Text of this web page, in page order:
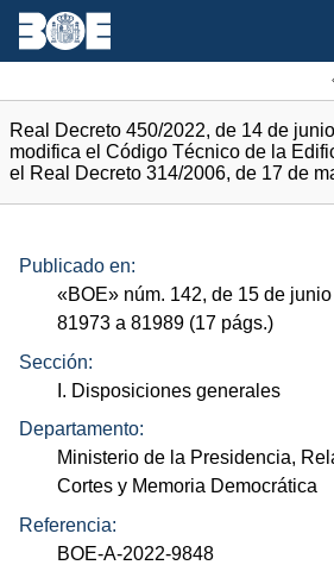
Real Decreto 450/2022, de 14 de
modifica el Código Técnico de la
el Real Decreto 314/2006, de 17 de
Publicado en:
«BOE» núm. 142, de 15 de
81973 a 81989 (17 págs.)
Sección:
I. Disposiciones generales
Departamento:
Ministerio de la Presidencia,
Cortes y Memoria Democrática
Referencia:
BOE-A-2022-9848